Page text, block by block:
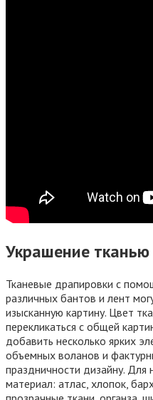
Украшение тканью
Тканевые драпировки с
различных бантов и лент
изысканную картину. Цвет
перекликаться с общей
добавить несколько ярких
объемных воланов и
праздничности дизайну.
материал: атлас, хлопок,